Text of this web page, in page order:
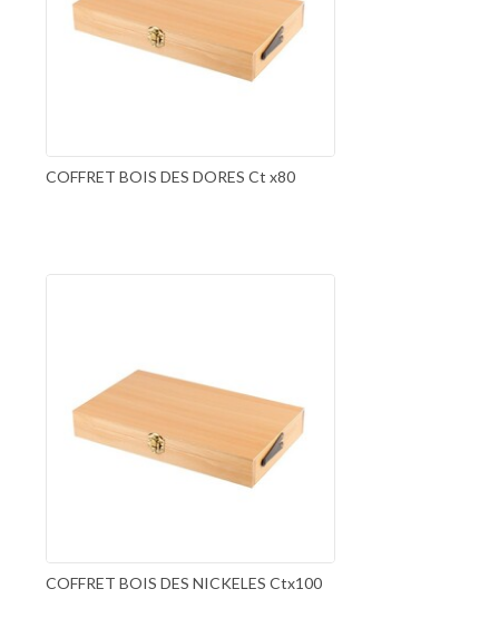
COFFRET BOIS DES DORES Ct x80
COFFRET BOIS DES NICKELES Ctx100